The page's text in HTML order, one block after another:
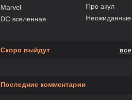
Marvel
DC вселенная
Про акул
Неожиданные
Скоро выйдут все
Последние комментарии